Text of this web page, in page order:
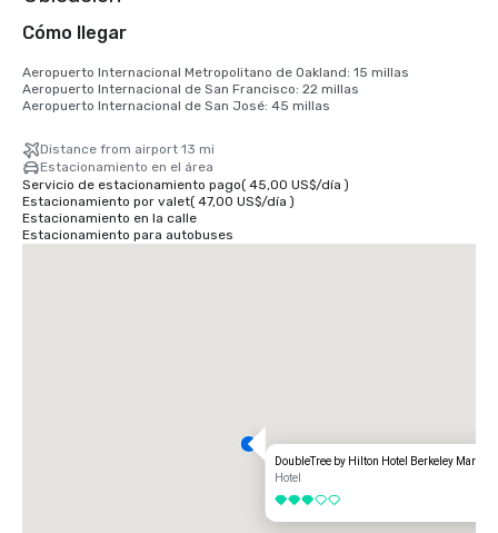
Cómo llegar
Aeropuerto Internacional Metropolitano de Oakland: 15 millas
Aeropuerto Internacional de San Francisco: 22 millas
Aeropuerto Internacional de San José: 45 millas
Distance from airport 13 mi
Estacionamiento en el área
Servicio de estacionamiento pago( 45,00 US$/día )
Estacionamiento por valet( 47,00 US$/día )
Estacionamiento en la calle
Estacionamiento para autobuses
DoubleTree by Hilton Hotel Berkeley Marina
Hotel
3 de 5